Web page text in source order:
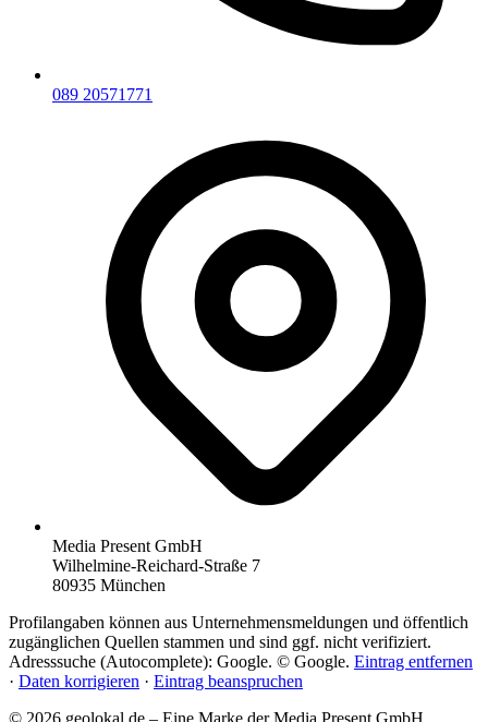
089 20571771
Media Present GmbH
Wilhelmine-Reichard-Straße 7
80935 München
Profilangaben können aus Unternehmensmeldungen und öffentlich
zugänglichen Quellen stammen und sind ggf. nicht verifiziert.
Adresssuche (Autocomplete): Google. © Google. Eintrag entfernen
· Daten korrigieren · Eintrag beanspruchen
© 2026 geolokal.de – Eine Marke der Media Present GmbH